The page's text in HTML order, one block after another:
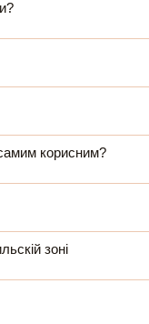
корисним?
зоні